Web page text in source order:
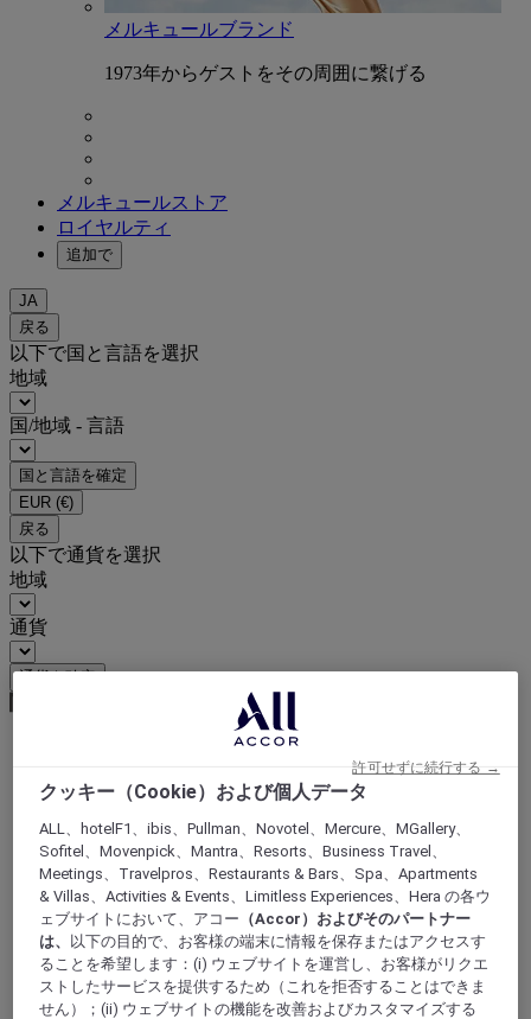
メルキュールブランド
1973年からゲストをその周囲に繋げる
メルキュールストア
ロイヤルティ
追加で
JA
戻る
以下で国と言語を選択
地域
国/地域 - 言語
国と言語を確定
EUR (€)
戻る
以下で通貨を選択
地域
通貨
通貨を確定
Europe
Western Loire
LOIRE-ATLANTIQUE
Couëron
クッキー（Cookie）および個人データ
ALL、hotelF1、ibis、Pullman、Novotel、Mercure、MGallery、
Sofitel、Movenpick、Mantra、Resorts、Business Travel、
Meetings、Travelpros、Restaurants & Bars、Spa、Apartments
& Villas、Activities & Events、Limitless Experiences、Hera の各ウ
ェブサイトにおいて、アコー （Accor）およびそのパートナー
は、 以下の目的で、お客様の端末に情報を保存またはアクセスす
ることを希望します：(i) ウェブサイトを運営し、お客様がリクエ
ストしたサービスを提供するため（これを拒否することはできま
せん）；(ii) ウェブサイトの機能を改善およびカスタマイズする
許可せずに続行する →